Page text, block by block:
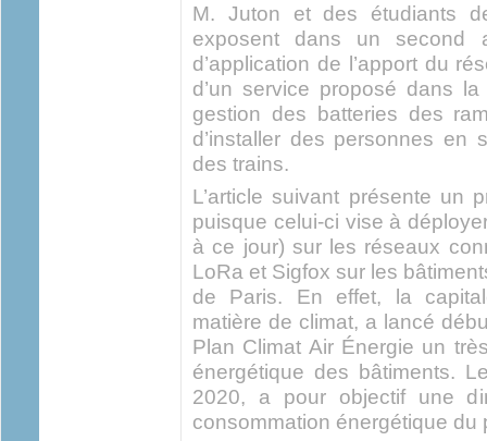
M. Juton et des étudiants
exposent dans un second
d’application de l’apport du
d’un service proposé dans
gestion des batteries des
d’installer des personnes en
des trains.
L’article suivant présente un
puisque celui-ci vise à
à ce jour) sur les réseaux
LoRa et Sigfox sur les
de Paris. En effet, la
matière de climat, a lancé
Plan Climat Air Énergie un
énergétique des bâtiments.
2020, a pour objectif une
consommation énergétique du